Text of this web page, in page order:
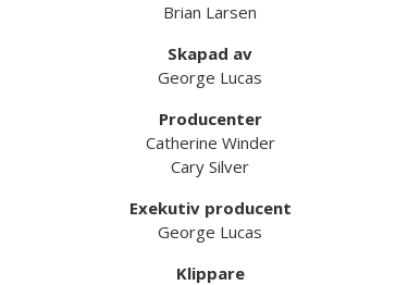
Brian Larsen
Skapad av
George Lucas
Producenter
Catherine Winder
Cary Silver
Exekutiv producent
George Lucas
Klippare